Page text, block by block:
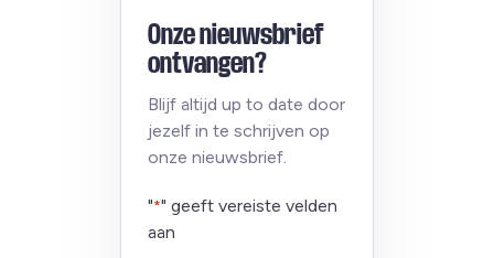
Onze nieuwsbrief
ontvangen?
Blijf altijd up to date door
jezelf in te schrijven op
onze nieuwsbrief.
"*" geeft vereiste velden
aan